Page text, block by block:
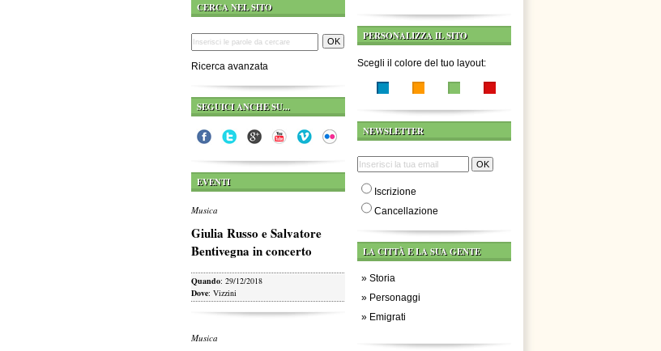
CERCA NEL SITO
Ricerca avanzata
SEGUICI ANCHE SU...
EVENTI
Musica
Giulia Russo e Salvatore
Bentivegna in concerto
Quando: 29/12/2018
Dove: Vizzini
Musica
PERSONALIZZA IL SITO
Scegli il colore del tuo layout:
NEWSLETTER
Iscrizione
Cancellazione
LA CITTÀ E LA SUA GENTE
» Storia
» Personaggi
» Emigrati